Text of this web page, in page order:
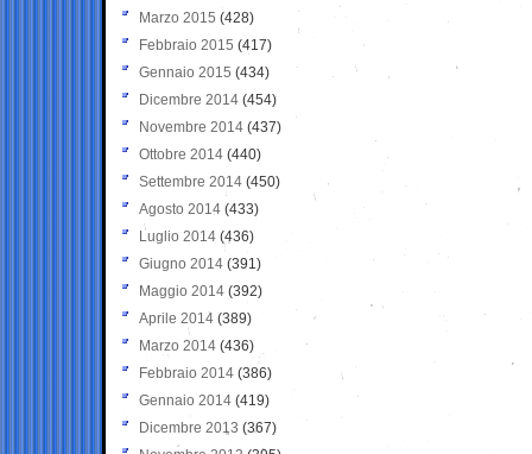
Marzo 2015 (428)
Febbraio 2015 (417)
Gennaio 2015 (434)
Dicembre 2014 (454)
Novembre 2014 (437)
Ottobre 2014 (440)
Settembre 2014 (450)
Agosto 2014 (433)
Luglio 2014 (436)
Giugno 2014 (391)
Maggio 2014 (392)
Aprile 2014 (389)
Marzo 2014 (436)
Febbraio 2014 (386)
Gennaio 2014 (419)
Dicembre 2013 (367)